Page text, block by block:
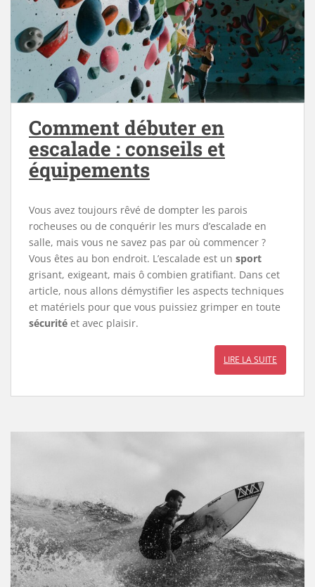
Comment débuter en
escalade : conseils et
équipements
Vous avez toujours rêvé de dompter les parois
rocheuses ou de conquérir les murs d’escalade en
salle, mais vous ne savez pas par où commencer ?
Vous êtes au bon endroit. L’escalade est un sport
grisant, exigeant, mais ô combien gratifiant. Dans cet
article, nous allons démystifier les aspects techniques
et matériels pour que vous puissiez grimper en toute
sécurité et avec plaisir.
LIRE LA SUITE